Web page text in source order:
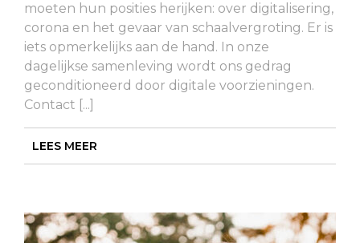
moeten hun posities herijken: over digitalisering,
corona en het gevaar van schaalvergroting. Er is
iets opmerkelijks aan de hand. In onze
dagelijkse samenleving wordt ons gedrag
geconditioneerd door digitale voorzieningen.
Contact [...]
LEES MEER